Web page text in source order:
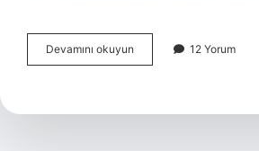
Devamını okuyun
Sınavında
12 Yorum